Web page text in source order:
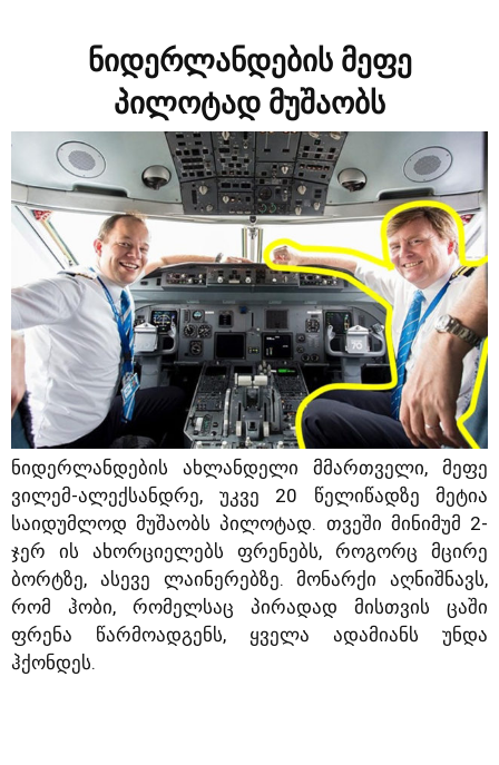
ნიდერლანდების მეფე
პილოტად მუშაობს
ნიდერლანდების ახლანდელი მმართველი, მეფე
ვილემ-ალექსანდრე, უკვე 20 წელიწადზე მეტია
საიდუმლოდ მუშაობს პილოტად. თვეში მინიმუმ 2-
ჯერ ის ახორციელებს ფრენებს, როგორც მცირე
ბორტზე, ასევე ლაინერებზე. მონარქი აღნიშნავს,
რომ ჰობი, რომელსაც პირადად მისთვის ცაში
ფრენა წარმოადგენს, ყველა ადამიანს უნდა
ჰქონდეს.